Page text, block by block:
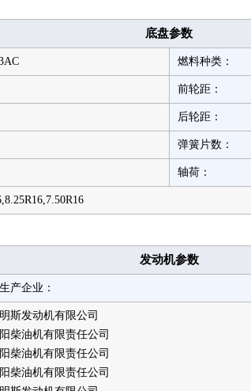
底盘参数
燃料种类：
前轮距：
后轮距：
弹簧片数：
轴荷：
发动机参数
产企业：
斯发动机有限公司
柴油机有限责任公司
柴油机有限责任公司
柴油机有限责任公司